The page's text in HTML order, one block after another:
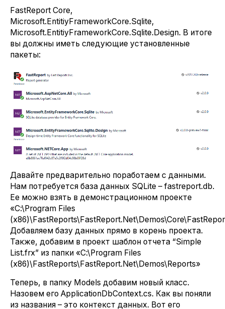
FastReport Core,
Microsoft.EntitiyFrameworkCore.Sqlite,
Microsoft.EntitiyFrameworkCore.Sqlite.Design. В итоге
вы должны иметь следующие установленные
пакеты:
Давайте предварительно поработаем с данными.
Нам потребуется база данных SQLite – fastreport.db.
Ее можно взять в демонстрационном проекте
«С:\Program Files
Добавляем базу данных прямо в корень проекта.
Также, добавим в проект шаблон отчета “Simple
List.frx” из папки «С:\Program Files
(x86)\FastReports\FastReport.Net\Demos\Reports»
Теперь, в папку Models добавим новый класс.
Назовем его ApplicationDbContext.cs. Как вы поняли
из названия – это контекст данных. Вот его